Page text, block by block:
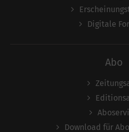
Digitale
Abo
Download für